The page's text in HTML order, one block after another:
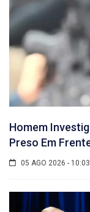
Homem
Preso Em
05 AGO 2026 -